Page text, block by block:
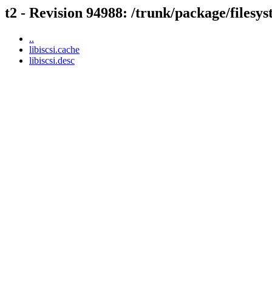
t2 - Revision 94988: /trunk/package/
..
libiscsi.cache
libiscsi.desc